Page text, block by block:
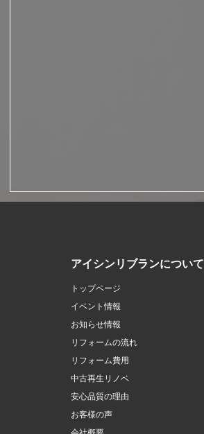
アイシンリブランについて
トップページ
イベント情報
お知らせ情報
リフォームの流れ
リフォーム費用
中古再生リノベ
安心品質の理由
お客様の声